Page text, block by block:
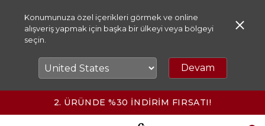
Konumunuza özel içerikleri görmek ve online
alışveriş yapmak için başka bir ülkeyi veya bölgeyi
seçin.
Devam
2. ÜRÜNDE %30 İNDİRİM FIRSATI!